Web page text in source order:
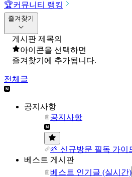
🏆커뮤니티 랭킹
즐겨찾기
게시판 제목의
아이콘을 선택하면
즐겨찾기에 추가됩니다.
전체글
공지사항
공지사항
🌱 신규방문 필독 가이
베스트 게시판
베스트 인기글 (실시간)